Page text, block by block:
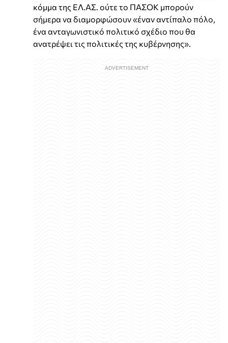
κόμμα της ΕΛ.ΑΣ. ούτε το ΠΑΣΟΚ μπορούν
σήμερα να διαμορφώσουν «έναν αντίπαλο πόλο,
ένα ανταγωνιστικό πολιτικό σχέδιο που θα
ανατρέψει τις πολιτικές της κυβέρνησης».